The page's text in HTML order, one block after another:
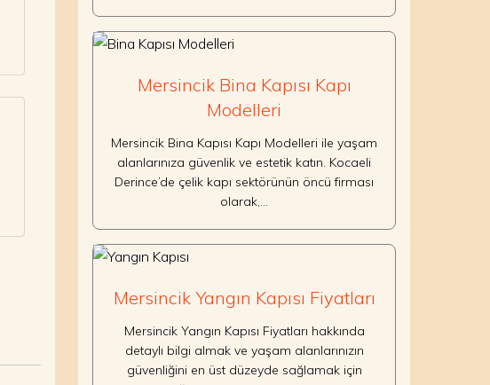
Mersincik Bina Kapısı Kapı
Modelleri
Mersincik Bina Kapısı Kapı Modelleri ile yaşam
alanlarınıza güvenlik ve estetik katın. Kocaeli
Derince’de çelik kapı sektörünün öncü firması
olarak,…
Mersincik Yangın Kapısı Fiyatları
Mersincik Yangın Kapısı Fiyatları hakkında
detaylı bilgi almak ve yaşam alanlarınızın
güvenliğini en üst düzeyde sağlamak için